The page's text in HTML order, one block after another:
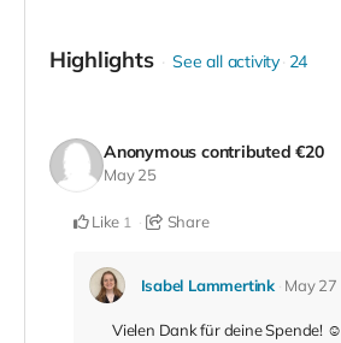
Highlights See all activity 24
Anonymous contributed€20
May 25
Like 1 Share
Isabel Lammertink May 27
Vielen Dank für deine Spende! ☺️